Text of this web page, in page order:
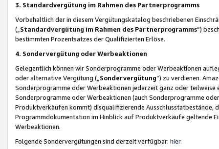
3. Standardvergütung im Rahmen des Partnerprogramms
Vorbehaltlich der in diesem Vergütungskatalog beschriebenen
(„ Standardvergütung im Rahmen des Partnerprogramms“)
bestimmten Prozentsatzes der Qualifizierten Erlöse.
4. Sondervergütung oder Werbeaktionen
Gelegentlich können wir Sonderprogramme oder Werbeaktionen
oder alternative Vergütung („ Sondervergütung”) zu verdienen.
Sonderprogramme oder Werbeaktionen jederzeit ganz oder
Sonderprogramme oder Werbeaktionen (auch Sonderprogramme
Produktverkäufen kommt) disqualifizierende Ausschlusstatbestände,
Programmdokumentation im Hinblick auf Produktverkäufe geltende
Werbeaktionen.
Folgende Sondervergütungen sind derzeit verfügbar: hier.